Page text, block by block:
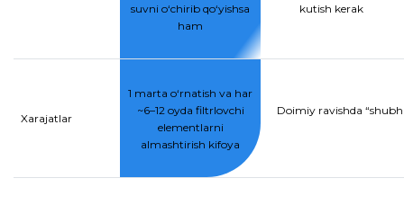
suvni o‘chirib qo‘yishsa
ham
kutish kerak
Xarajatlar
1 marta o‘rnatish va har
~6–12 oyda filtrlovchi
elementlarni
almashtirish kifoya
Doimiy ravishda